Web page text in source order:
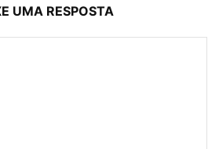
UMA RESPOSTA